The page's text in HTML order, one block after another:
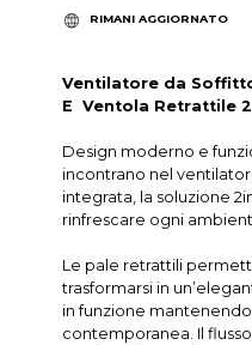
RIMANI AGGIORNATO
Ventilatore da
E Ventola Retrattile 2
Design moderno e
incontrano nel
integrata, la soluzione
rinfrescare ogni
Le pale retrattili
trasformarsi in
in funzione
contemporanea. Il